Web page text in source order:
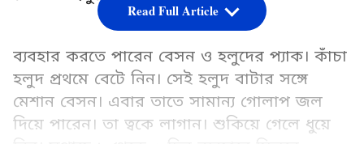
ব্যবহার করতে পারেন বেসন ও হলুদের প্যাক। কাঁচা
হলুদ প্রথমে বেটে নিন। সেই হলুদ বাটার সঙ্গে
মেশান বেসন। এবার তাতে সামান্য গোলাপ জল
দিয়ে পারেন। তা ত্বকে লাগান। শুকিয়ে গেলে ধুয়ে
Read Full Article